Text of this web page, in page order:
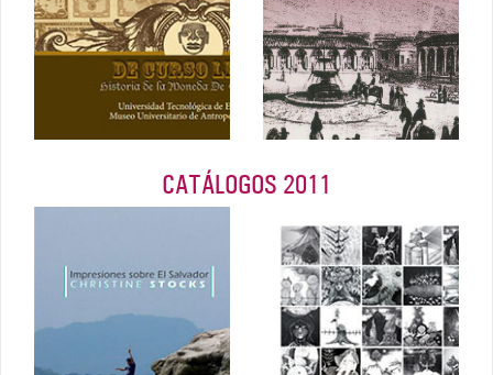
Febrero 2012
2012
CATÁLOGOS 2011
sobre El
Salvador,
Christine
Ciclo
antrópico, Iván
Navarrete